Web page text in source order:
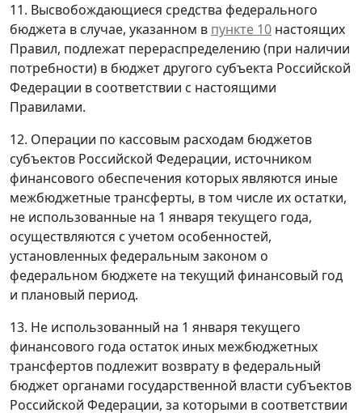
11. Высвобождающиеся средства федерального
бюджета в случае, указанном в пункте 10 настоящих
Правил, подлежат перераспределению (при наличии
потребности) в бюджет другого субъекта Российской
Федерации в соответствии с настоящими
Правилами.
12. Операции по кассовым расходам бюджетов
субъектов Российской Федерации, источником
финансового обеспечения которых являются иные
межбюджетные трансферты, в том числе их остатки,
не использованные на 1 января текущего года,
осуществляются с учетом особенностей,
установленных федеральным законом о
федеральном бюджете на текущий финансовый год
и плановый период.
13. Не использованный на 1 января текущего
финансового года остаток иных межбюджетных
трансфертов подлежит возврату в федеральный
бюджет органами государственной власти субъектов
Российской Федерации, за которыми в соответствии